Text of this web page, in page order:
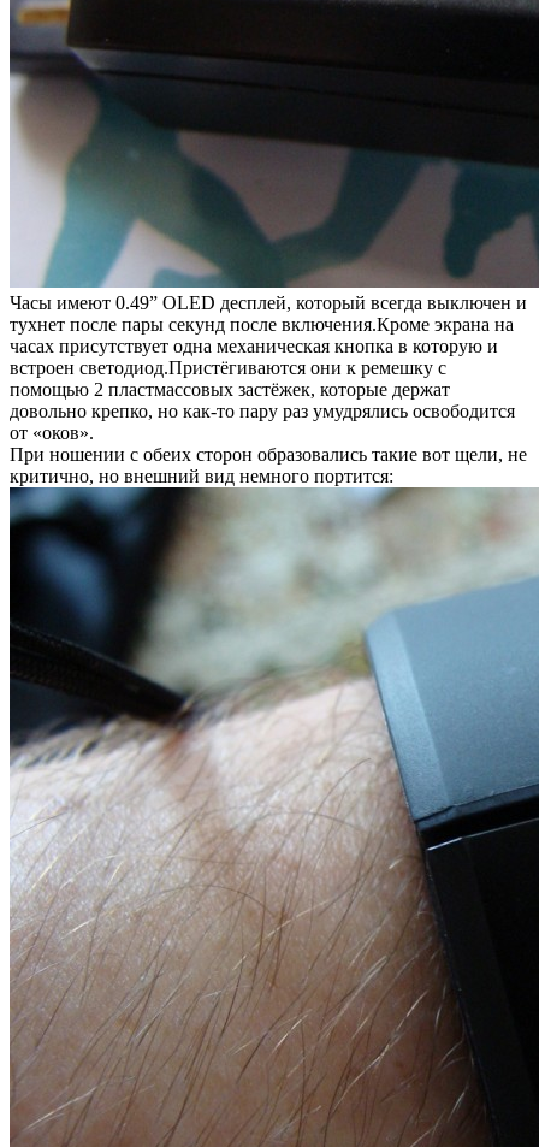
Часы имеют 0.49” OLED десплей, который всегда выключен и
тухнет после пары секунд после включения.Кроме экрана на
часах присутствует одна механическая кнопка в которую и
встроен светодиод.Пристёгиваются они к ремешку с
помощью 2 пластмассовых застёжек, которые держат
довольно крепко, но как-то пару раз умудрялись освободится
от «оков».
При ношении с обеих сторон образовались такие вот щели, не
критично, но внешний вид немного портится: